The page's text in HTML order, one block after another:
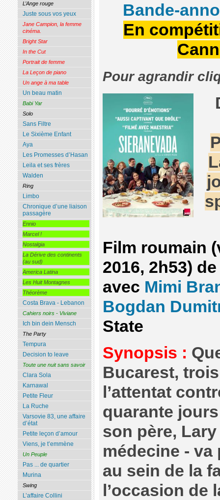
Bande-
En
Pour agrandir
Film roumain
2016, 2h53)
avec Mimi
Bogdan
State
Synopsis :
Bucarest,
l’attentat
quarante
son père,
médecine -
au sein de la
l’occasion de
L’Ange rouge
Juste sous vos yeux
Jane Campion, la femme
cinéma.
Bright Star
In the Cut
Portrait de femme
La Leçon de piano
Un ange à ma table
Un beau matin
Babi Yar
Solo
Sans Filtre
Le Sixième Enfant
Aya
Les Promesses d’Hasan
Leila et ses frères
Walden
Ring
Limbo
Chronique d’une liaison
passagère
Ennio
Marcel !
Nostalgia
La Dérive des continents
(au sud)
America Latina
Les Huit Montagnes
Théorème
Costa Brava - Lebanon
Cahiers noirs - Viviane
Ich bin dein Mensch
The Party
Tempura
Decision to leave
Toute une nuit sans savoir
Clara Sola
Karnawal
Petite Fleur
La Ruche
Varsovie 83, une affaire
d’état
Petite leçon d’amour
Viens, je t’emmène
Un Peuple
Pas ... de quartier
Murina
Swing
L’affaire Collini